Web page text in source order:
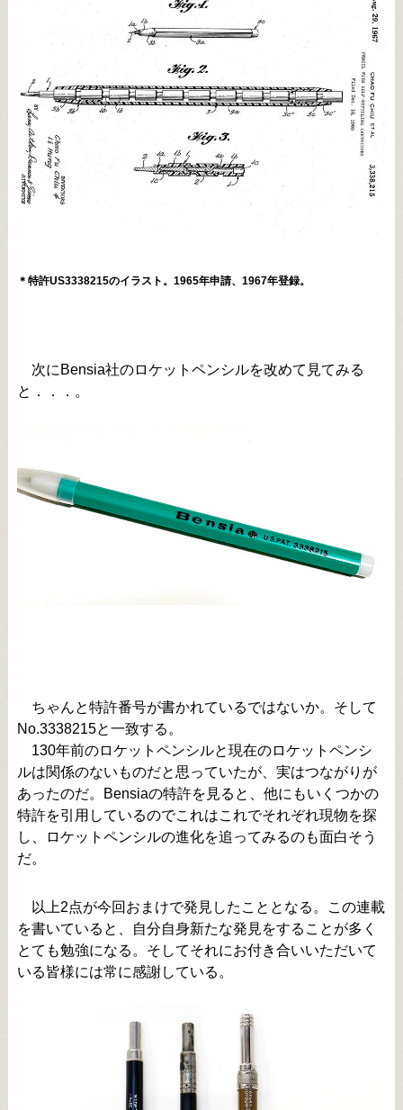
＊特許US3338215のイラスト。1965年申請、1967年登録。
次にBensia社のロケットペンシルを改めて見てみる
と．．．。
ちゃんと特許番号が書かれているではないか。そして
No.3338215と一致する。
130年前のロケットペンシルと現在のロケットペンシ
ルは関係のないものだと思っていたが、実はつながりが
あったのだ。Bensiaの特許を見ると、他にもいくつかの
特許を引用しているのでこれはこれでそれぞれ現物を探
し、ロケットペンシルの進化を追ってみるのも面白そう
だ。
以上2点が今回おまけで発見したこととなる。この連載
を書いていると、自分自身新たな発見をすることが多く
とても勉強になる。そしてそれにお付き合いいただいて
いる皆様には常に感謝している。